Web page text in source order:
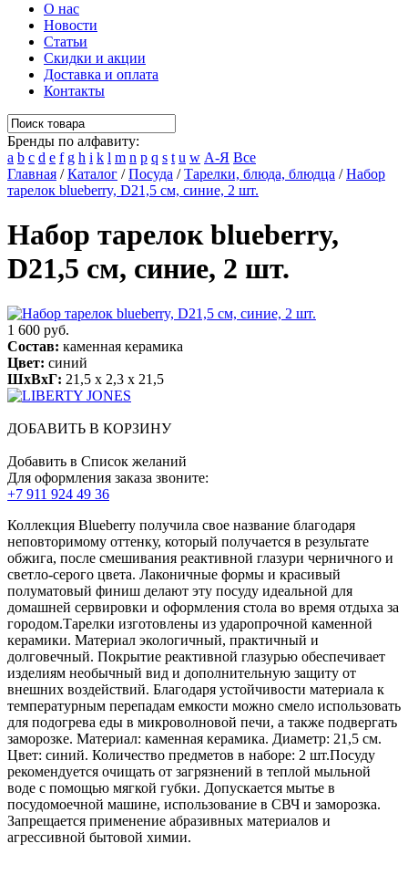
О нас
Новости
Статьи
Скидки и акции
Доставка и оплата
Контакты
Бренды по алфавиту:
a b c d e f g h i k l m n p q s t u w А-Я Все
Главная /Каталог /Посуда /Тарелки, блюда, блюдца /Набор
тарелок blueberry, D21,5 см, синие, 2 шт.
Набор тарелок blueberry,
D21,5 см, синие, 2 шт.
1 600 руб.
Состав: каменная керамика
Цвет: синий
ШхВхГ: 21,5 x 2,3 x 21,5
ДОБАВИТЬ В КОРЗИНУ
Добавить в Список желаний
Для оформления заказа звоните:
+7 911 924 49 36
Коллекция Blueberry получила свое название благодаря
неповторимому оттенку, который получается в результате
обжига, после смешивания реактивной глазури черничного и
светло-серого цвета. Лаконичные формы и красивый
полуматовый финиш делают эту посуду идеальной для
домашней сервировки и оформления стола во время отдыха за
городом.Тарелки изготовлены из ударопрочной каменной
керамики. Материал экологичный, практичный и
долговечный. Покрытие реактивной глазурью обеспечивает
изделиям необычный вид и дополнительную защиту от
внешних воздействий. Благодаря устойчивости материала к
температурным перепадам емкости можно смело использовать
для подогрева еды в микроволновой печи, а также подвергать
заморозке. Материал: каменная керамика. Диаметр: 21,5 см.
Цвет: синий. Количество предметов в наборе: 2 шт.Посуду
рекомендуется очищать от загрязнений в теплой мыльной
воде с помощью мягкой губки. Допускается мытье в
посудомоечной машине, использование в СВЧ и заморозка.
Запрещается применение абразивных материалов и
агрессивной бытовой химии.